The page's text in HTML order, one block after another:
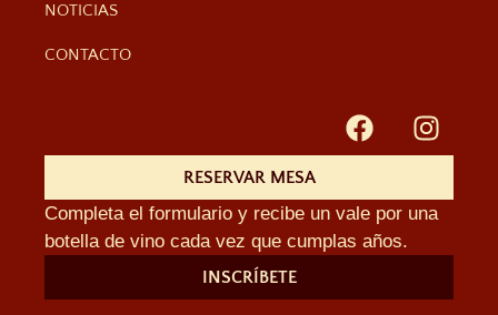
NOTICIAS
CONTACTO
RESERVAR MESA
Completa el formulario y recibe un vale por una
botella de vino cada vez que cumplas años.
INSCRÍBETE